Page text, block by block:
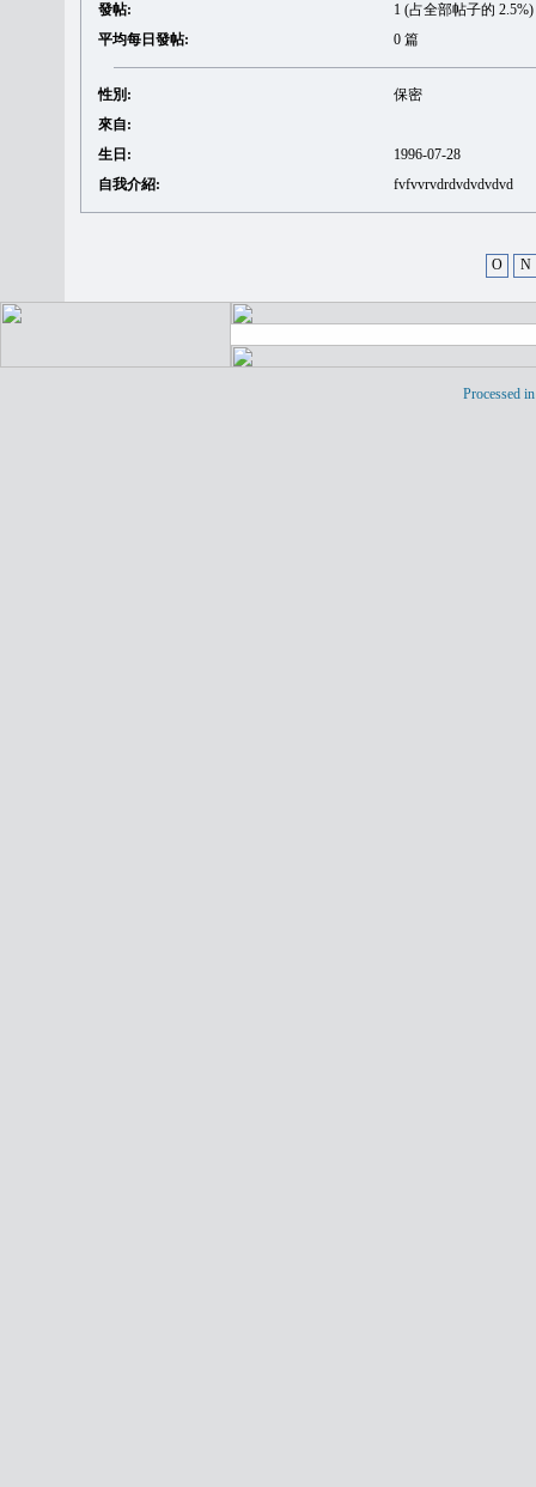
發帖:
1 (占全部帖子的 2.5%)
平均每日發帖:
0 篇
性別:
保密
來自:
生日:
1996-07-28
自我介紹:
fvfvvrvdrdvdvdvdvd
O N
Processed